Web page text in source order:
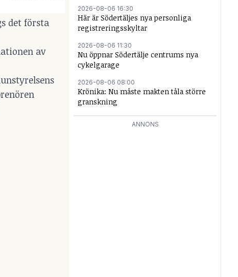
det första
av
2026-08-06 16:30
Här är Södertäljes nya personliga
registreringsskyltar
2026-08-06 11:30
Nu öppnar Södertälje centrums nya
cykelgarage
2026-08-06 08:00
Krönika: Nu måste makten tåla större
granskning
ANNONS